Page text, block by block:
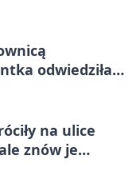
odwiedziła
na ulice
znów je